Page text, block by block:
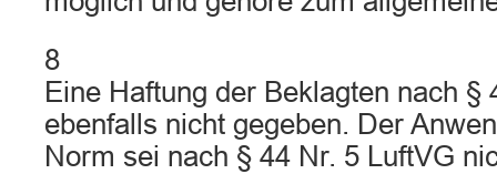
8
Eine Haftung der Beklagten nach §
ebenfalls nicht gegeben. Der
Norm sei nach § 44 Nr. 5 LuftVG